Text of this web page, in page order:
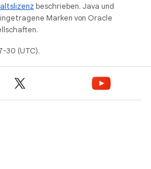
beschrieben. Java und
Marken von Oracle
30 (UTC).